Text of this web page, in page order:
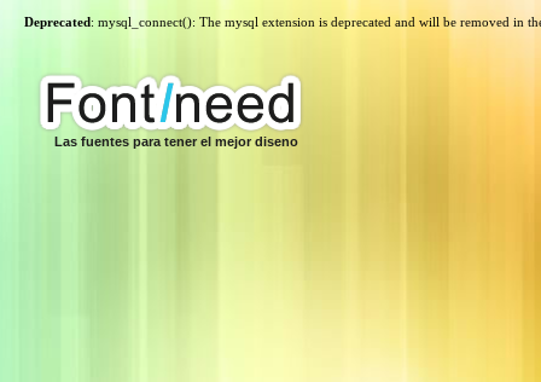
Deprecated: mysql_connect(): The mysql extension is deprecated and will be removed in
Las fuentes para tener el mejor diseno